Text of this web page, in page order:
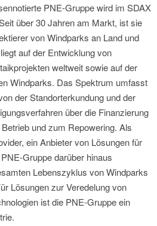
PNE-Gruppe wird im SDAX
über 30 Jahren am Markt, ist sie
von Windparks an Land und
auf der Entwicklung von
weltweit sowie auf der
Windparks. Das Spektrum umfasst
der Standorterkundung und der
über die Finanzierung
und zum Repowering. Als
ein Anbieter von Lösungen für
Gruppe darüber hinaus
Lebenszyklus von Windparks
Lösungen zur Veredelung von
ist die PNE-Gruppe ein